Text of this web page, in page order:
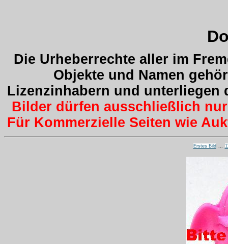
Die Urheberrechte aller im
Objekte und Namen
Lizenzinhabern und unterliegen
Bilder dürfen ausschließlich
Für Kommerzielle Seiten wie
Erstes Bild